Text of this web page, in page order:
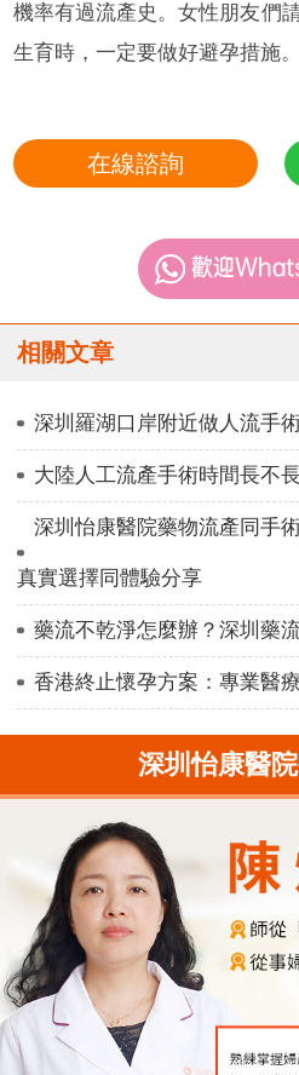
機率有過流產史。女性朋友們
生育時，一定要做好避孕措施。
在線諮詢
相關文章
深圳羅湖口岸附近做人流手
大陸人工流產手術時間長不
深圳怡康醫院藥物流產同手
真實選擇同體驗分享
藥流不乾淨怎麼辦？深圳藥
香港終止懷孕方案：專業醫
深圳怡康醫